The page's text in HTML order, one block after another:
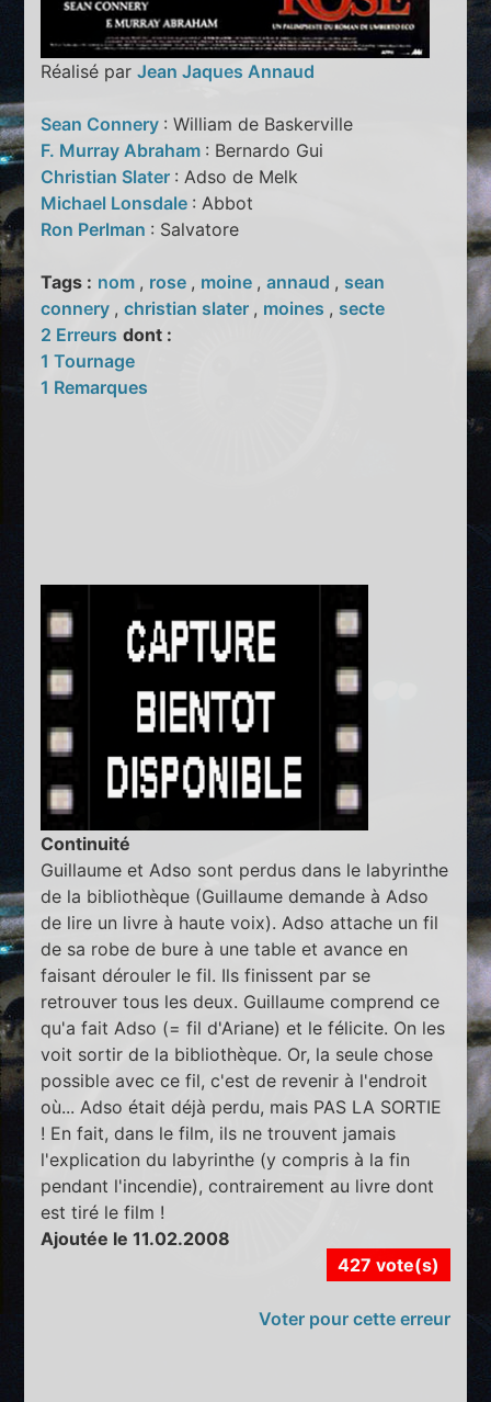
Réalisé parJean Jaques Annaud
Sean Connery : William de Baskerville
F. Murray Abraham : Bernardo Gui
Christian Slater : Adso de Melk
Michael Lonsdale : Abbot
Ron Perlman : Salvatore
Tags : nom , rose , moine ,annaud , sean
connery ,christian slater , moines , secte
2 Erreurs dont :
1 Tournage
1 Remarques
Continuité
Guillaume et Adso sont perdus dans le labyrinthe
de la bibliothèque (Guillaume demande à Adso
de lire un livre à haute voix). Adso attache un fil
de sa robe de bure à une table et avance en
faisant dérouler le fil. Ils finissent par se
retrouver tous les deux. Guillaume comprend ce
qu'a fait Adso (= fil d'Ariane) et le félicite. On les
voit sortir de la bibliothèque. Or, la seule chose
possible avec ce fil, c'est de revenir à l'endroit
où... Adso était déjà perdu, mais PAS LA SORTIE
! En fait, dans le film, ils ne trouvent jamais
l'explication du labyrinthe (y compris à la fin
pendant l'incendie), contrairement au livre dont
est tiré le film !
Ajoutée le 11.02.2008
427 vote(s)
Voter pour cette erreur